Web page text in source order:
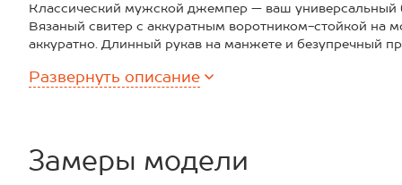
Классический мужской джемпер — ваш универсальный
Вязаный свитер с аккуратным воротником-стойкой на
аккуратно. Длинный рукав на манжете и безупречный
Преимущества:
— удобная застежка-молния и воротник-стойка
— качественное вязаное полотно, которое хорошо
Развернуть описание
Замеры модели